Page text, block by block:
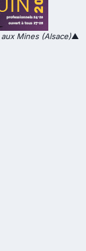
Mines (Alsace)▲